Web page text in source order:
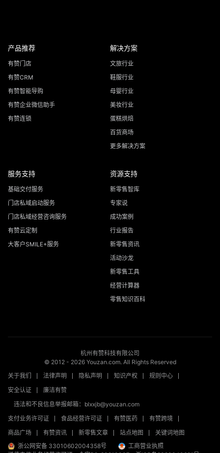
产品推荐
有赞门店
有赞CRM
有赞智能导购
有赞企业微信助手
有赞连锁
解决方案
文旅行业
鞋服行业
母婴行业
美妆行业
蛋糕烘焙
百货商场
更多解决方案
服务支持
基础交付服务
门店私域启动服务
门店私域经营咨询服务
有赞云定制
大客户SMILE+服务
资源支持
新零售智库
专家说
成功案例
行业报告
新零售资讯
活动沙龙
新零售工具
经营计算器
零售知识百科
杭州有赞科技有限公司
© 2012 - 2026Youzan.com. All Rights Reserved
关于我们
法律声明 隐私声明 知识产权
规则中心
安全认证
廉洁有赞
违法和不良信息举报邮箱：blxxjb@youzan.com
支付业务许可证
食品经营许可证 有赞医药
有赞跨境
商品广场
有赞资讯 新零售文章 站点地图
关键词地图
浙公网安备 33010602004358号
工商营业执照